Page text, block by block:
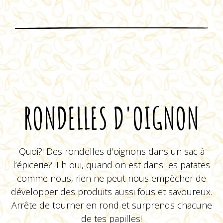
Viva Rondelles BBQ
VOIR LE PRODUIT
VOIR LE PRODUIT
RONDELLES D'OIGNON
Quoi?! Des rondelles d’oignons dans un sac à
l’épicerie?! Eh oui, quand on est dans les patates
comme nous, rien ne peut nous empêcher de
développer des produits aussi fous et savoureux.
Arrête de tourner en rond et surprends chacune
de tes papilles!